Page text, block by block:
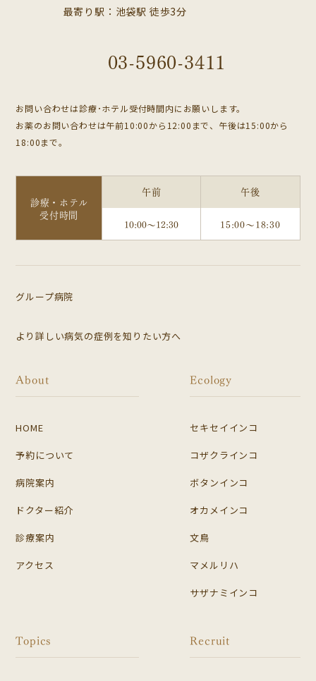
最寄り駅：池袋駅 徒歩3分
03-5960-3411
お問い合わせは診療･ホテル受付時間内にお願いします。
お薬のお問い合わせは午前10:00から12:00まで、午後は15:00から
18:00まで。
診療・ホテル
受付時間
午前 午後
10:00～12:30 15:00～18:30
グループ病院
より詳しい病気の症例を知りたい方へ
About
HOME
予約について
病院案内
ドクター紹介
診療案内
アクセス
Ecology
セキセイインコ
コザクラインコ
ボタンインコ
オカメインコ
文鳥
マメルリハ
サザナミインコ
Topics Recruit